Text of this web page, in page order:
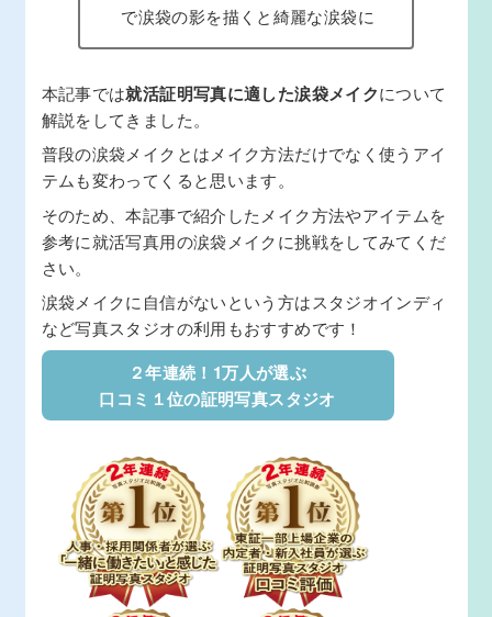
で涙袋の影を描くと綺麗な涙袋に
本記事では就活証明写真に適した涙袋メイクについて
解説をしてきました。
普段の涙袋メイクとはメイク方法だけでなく使うアイ
テムも変わってくると思います。
そのため、本記事で紹介したメイク方法やアイテムを
参考に就活写真用の涙袋メイクに挑戦をしてみてくだ
さい。
涙袋メイクに自信がないという方はスタジオインディ
など写真スタジオの利用もおすすめです！
２年連続！1万人が選ぶ
口コミ１位の証明写真スタジオ